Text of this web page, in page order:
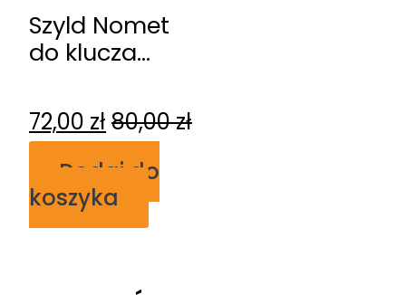
Szyld Nomet
do klucza
002-127.P61
72,00 zł 80,00zł
Dodaj do
koszyka